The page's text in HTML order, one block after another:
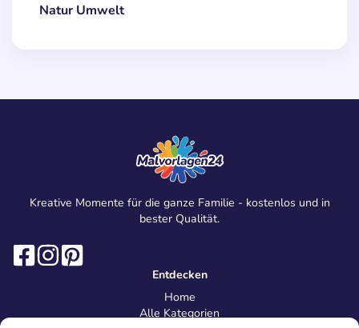
Natur Umwelt
Kreative Momente für die ganze Familie - kostenlos und in
bester Qualität.
Entdecken
Home
Alle Kategorien